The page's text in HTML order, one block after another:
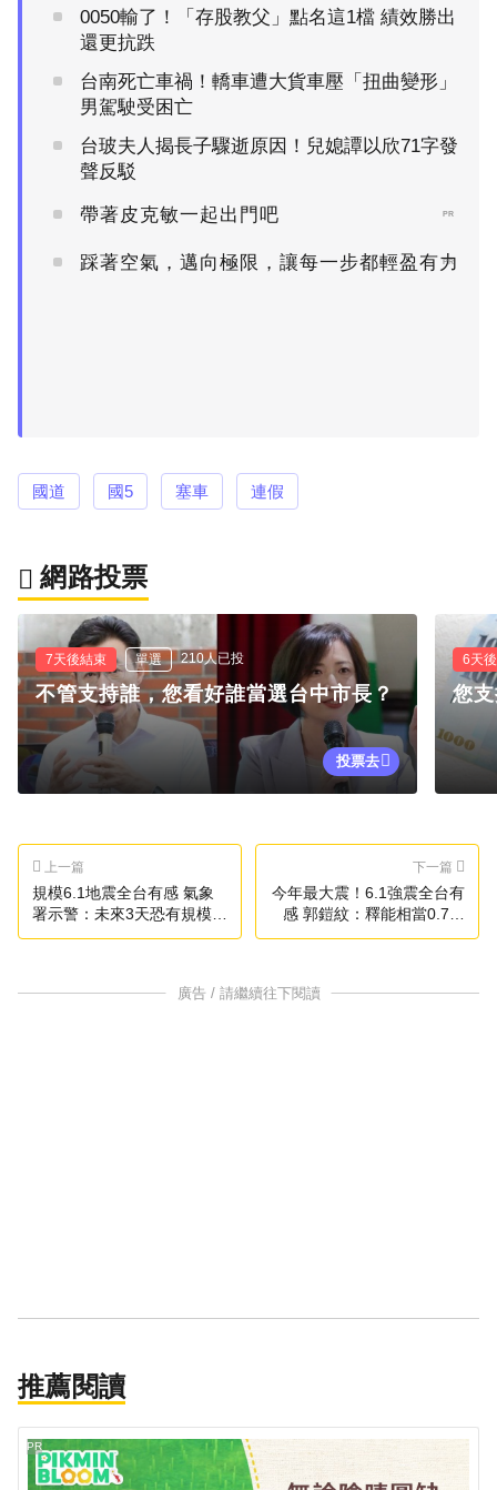
0050輸了！「存股教父」點名這1檔 績效勝出
還更抗跌
台南死亡車禍！轎車遭大貨車壓「扭曲變形」
男駕駛受困亡
台玻夫人揭長子驟逝原因！兒媳譚以欣71字發
聲反駁
帶著皮克敏一起出門吧 PR
踩著空氣，邁向極限，讓每一步都輕盈有力
PR
國道 國5 塞車 連假
網路投票
7天後結束 單選 210人已投
不管支持誰，您看好誰當選台中市長？
投票去
6天
您
上一篇
規模6.1地震全台有感 氣象
署示警：未來3天恐有規模5
餘震
下一篇
今年最大震！6.1強震全台有
感 郭鎧紋：釋能相當0.7顆
原子彈
廣告 / 請繼續往下閱讀
推薦閱讀
PR